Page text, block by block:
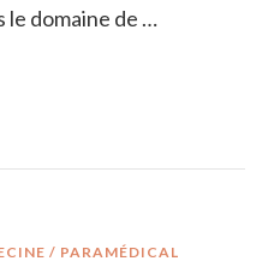
le domaine de …
/ PARAMÉDICAL